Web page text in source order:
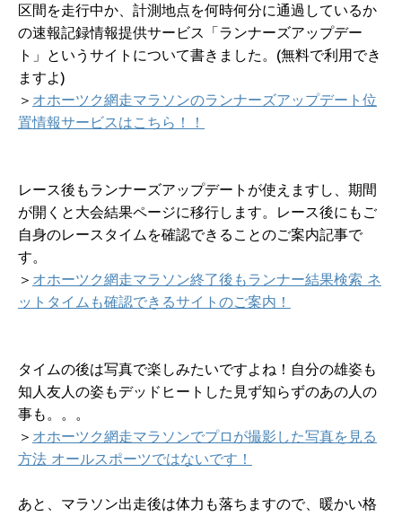
区間を走行中か、計測地点を何時何分に通過しているか
の速報記録情報提供サービス「ランナーズアップデー
ト」というサイトについて書きました。(無料で利用でき
ますよ)
＞ オホーツク網走マラソンのランナーズアップデート位
置情報サービスはこちら！！
レース後もランナーズアップデートが使えますし、期間
が開くと大会結果ページに移行します。レース後にもご
自身のレースタイムを確認できることのご案内記事で
す。
＞ オホーツク網走マラソン終了後もランナー結果検索 ネ
ットタイムも確認できるサイトのご案内！
タイムの後は写真で楽しみたいですよね！自分の雄姿も
知人友人の姿もデッドヒートした見ず知らずのあの人の
事も。。。
＞ オホーツク網走マラソンでプロが撮影した写真を見る
方法 オールスポーツではないです！
あと、マラソン出走後は体力も落ちますので、暖かい格